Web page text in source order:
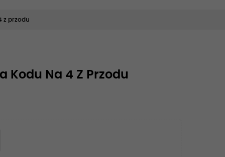
z przodu
Kodu Na 4 Z Przodu